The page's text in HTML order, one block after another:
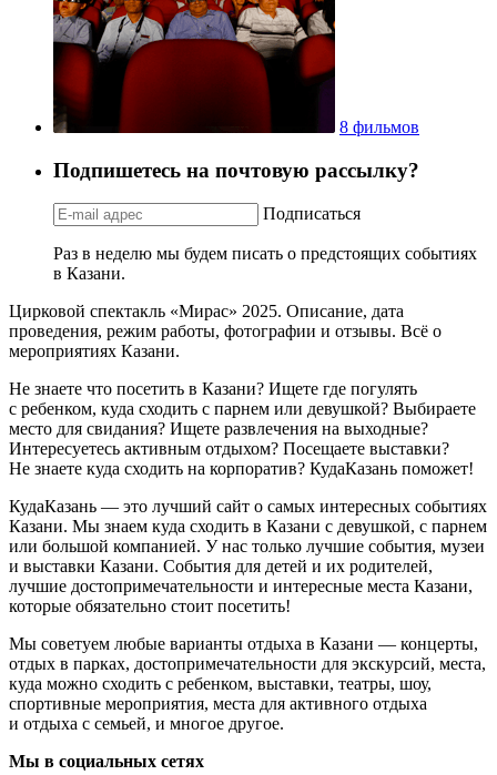
8 фильмов
Подпишетесь на почтовую рассылку?
Подписаться
Раз в неделю мы будем писать о предстоящих событиях
в Казани.
Цирковой спектакль «Мирас» 2025. Описание, дата
проведения, режим работы, фотографии и отзывы. Всё о
мероприятиях Казани.
Не знаете что посетить в Казани? Ищете где погулять
с ребенком, куда сходить с парнем или девушкой? Выбираете
место для свидания? Ищете развлечения на выходные?
Интересуетесь активным отдыхом? Посещаете выставки?
Не знаете куда сходить на корпоратив? КудаКазань поможет!
КудаКазань — это лучший сайт о самых интересных событиях
Казани. Мы знаем куда сходить в Казани с девушкой, с парнем
или большой компанией. У нас только лучшие события, музеи
и выставки Казани. События для детей и их родителей,
лучшие достопримечательности и интересные места Казани,
которые обязательно стоит посетить!
Мы советуем любые варианты отдыха в Казани — концерты,
отдых в парках, достопримечательности для экскурсий, места,
куда можно сходить с ребенком, выставки, театры, шоу,
спортивные мероприятия, места для активного отдыха
и отдыха с семьей, и многое другое.
Мы в социальных сетях